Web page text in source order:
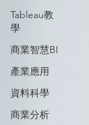
Tableau教
學
商業智慧BI
產業應用
資料科學
商業分析